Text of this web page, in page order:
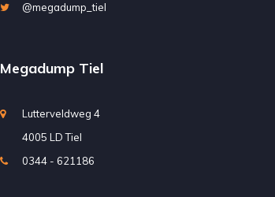
@megadump_tiel
Megadump Tiel
Lutterveldweg 4
4005 LD Tiel
0344 - 621186